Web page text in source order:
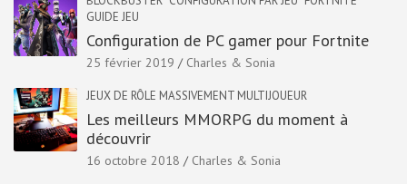
GUIDE JEU
Configuration de PC gamer pour Fortnite
25 février 2019 Charles & Sonia
JEUX DE RÔLE MASSIVEMENT MULTIJOUEUR
Les meilleurs MMORPG du moment à
découvrir
16 octobre 2018 Charles & Sonia